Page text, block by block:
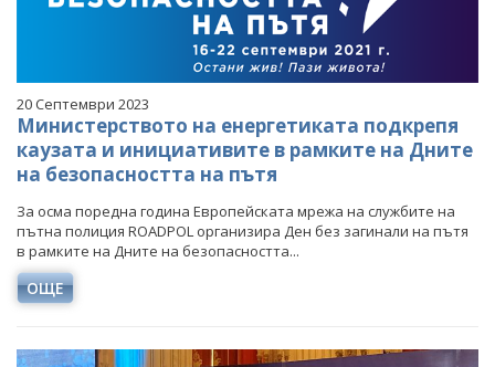
20 Септември 2023
Министерството на енергетиката подкрепя
каузата и инициативите в рамките на Дните
на безопасността на пътя
За осма поредна година Европейската мрежа на службите на
пътна полиция ROADPOL организира Ден без загинали на пътя
в рамките на Дните на безопасността...
ОЩЕ